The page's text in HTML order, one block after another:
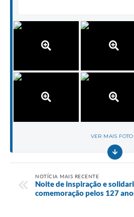
VER MAIS
NOTÍCIA MAIS RECENTE
Noite de inspiração e
comemoração pelos 127